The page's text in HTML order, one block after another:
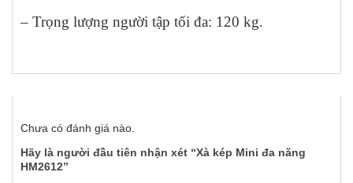
– Trọng lượng người tập tối đa: 120 kg.
Chưa có đánh giá nào.
Hãy là người đầu tiên nhận xét “Xà kép Mini đa năng
HM2612”